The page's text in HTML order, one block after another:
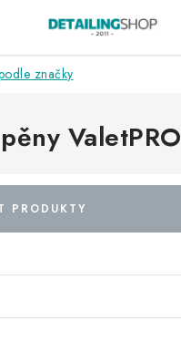
A POUKAZY
značky
ValetPRO
PRODUKTY